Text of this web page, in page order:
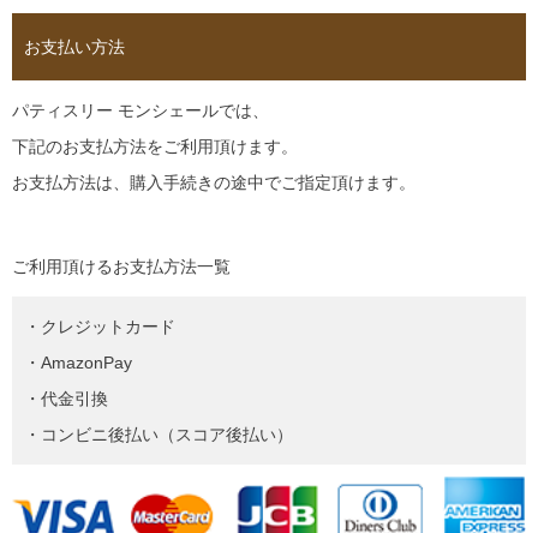
お支払い方法
パティスリー モンシェールでは、
下記のお支払方法をご利用頂けます。
お支払方法は、購入手続きの途中でご指定頂けます。
ご利用頂けるお支払方法一覧
・クレジットカード
・AmazonPay
・代金引換
・コンビニ後払い（スコア後払い）